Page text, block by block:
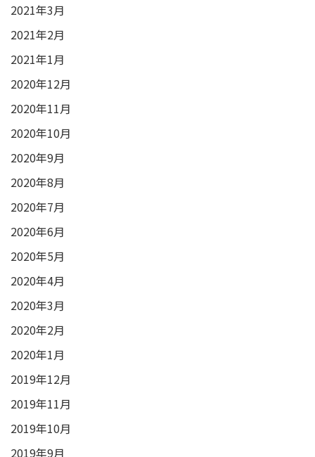
2021年3月
2021年2月
2021年1月
2020年12月
2020年11月
2020年10月
2020年9月
2020年8月
2020年7月
2020年6月
2020年5月
2020年4月
2020年3月
2020年2月
2020年1月
2019年12月
2019年11月
2019年10月
2019年9月